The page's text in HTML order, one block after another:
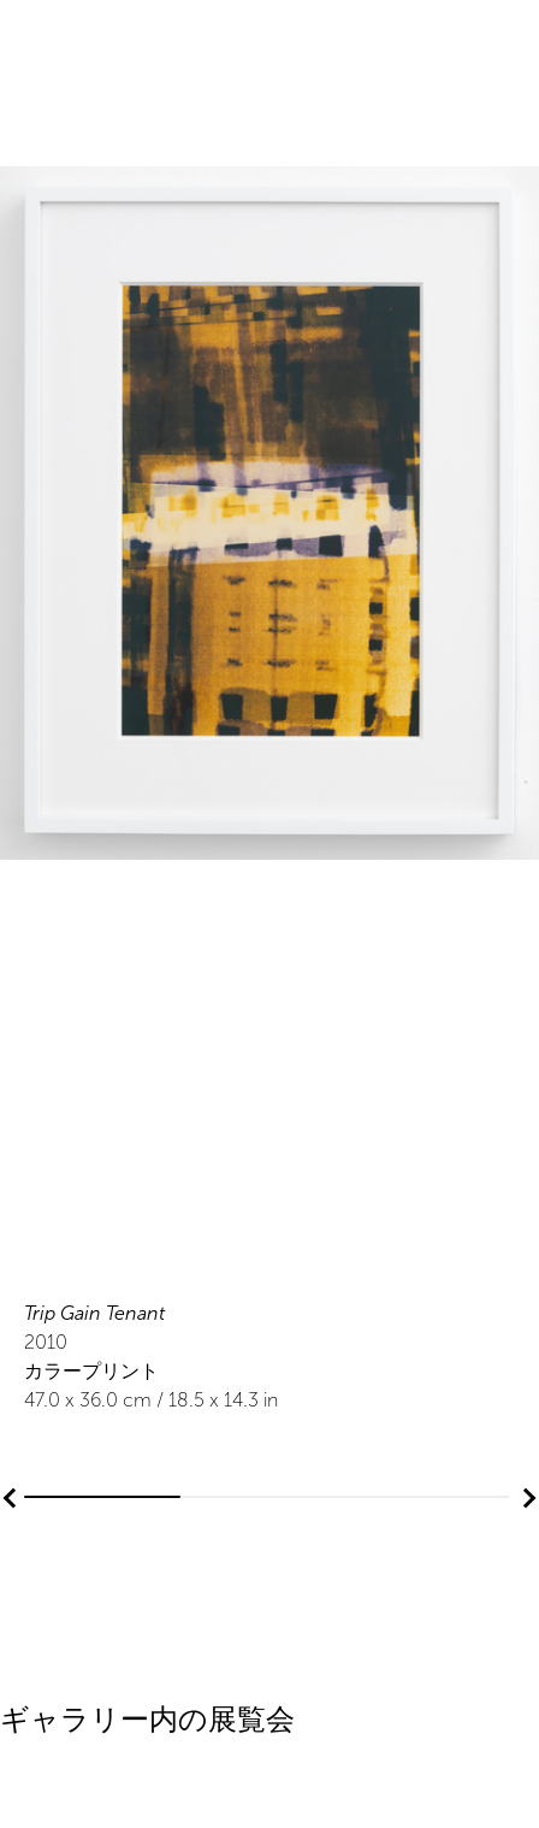
Trip Gain Tenant
2010
カラープリント
47.0 x 36.0 cm / 18.5 x 14.3 in
ギャラリー内の展覧会